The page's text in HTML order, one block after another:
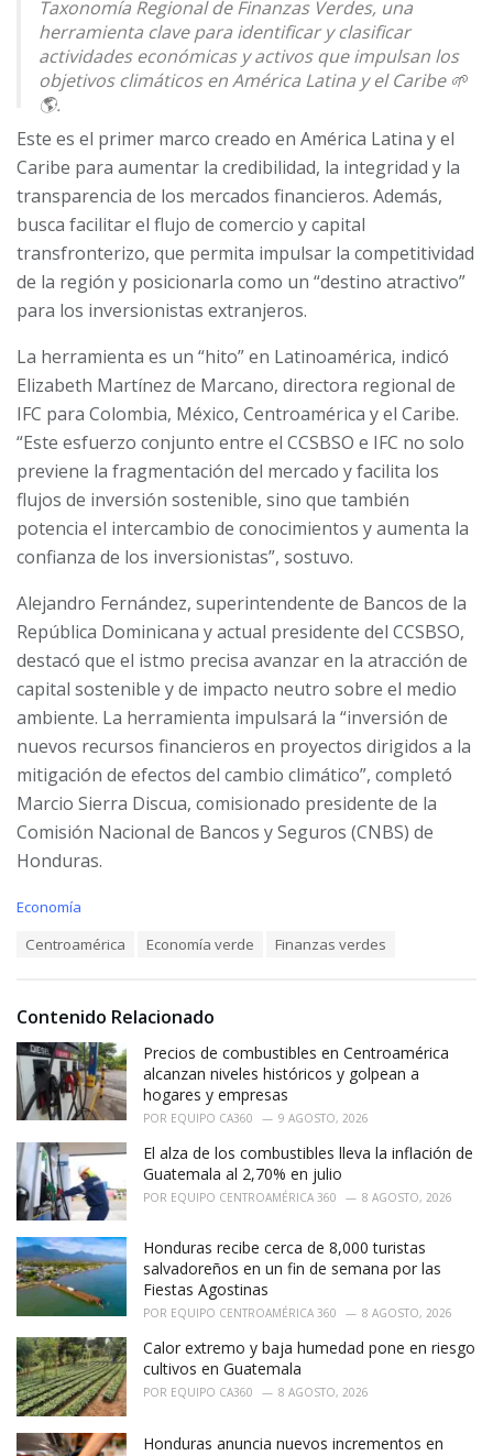
Taxonomía Regional de Finanzas Verdes, una
herramienta clave para identificar y clasificar
actividades económicas y activos que impulsan los
objetivos climáticos en América Latina y el Caribe 🌱
🌎.
Conoce más 👇.pic.twitter.com/hAp3xqtZgd
— IFC América Latina y el Caribe (@IFC_LAC)
December 3, 2024
Este es el primer marco creado en América Latina y el
Caribe para aumentar la credibilidad, la integridad y la
transparencia de los mercados financieros. Además,
busca facilitar el flujo de comercio y capital
transfronterizo, que permita impulsar la competitividad
de la región y posicionarla como un “destino atractivo”
para los inversionistas extranjeros.
La herramienta es un “hito” en Latinoamérica, indicó
Elizabeth Martínez de Marcano, directora regional de
IFC para Colombia, México, Centroamérica y el Caribe.
“Este esfuerzo conjunto entre el CCSBSO e IFC no solo
previene la fragmentación del mercado y facilita los
flujos de inversión sostenible, sino que también
potencia el intercambio de conocimientos y aumenta la
confianza de los inversionistas”, sostuvo.
Alejandro Fernández, superintendente de Bancos de la
República Dominicana y actual presidente del CCSBSO,
destacó que el istmo precisa avanzar en la atracción de
capital sostenible y de impacto neutro sobre el medio
ambiente. La herramienta impulsará la “inversión de
nuevos recursos financieros en proyectos dirigidos a la
mitigación de efectos del cambio climático”, completó
Marcio Sierra Discua, comisionado presidente de la
Comisión Nacional de Bancos y Seguros (CNBS) de
Honduras.
C
r
i
e
s
Economía
:
Centroamérica Economía verde Finanzas verdes
Contenido Relacionado
Precios de combustibles en Centroamérica
alcanzan niveles históricos y golpean a
hogares y empresas
POR EQUIPO CA360 9 AGOSTO, 2026
El alza de los combustibles lleva la inflación de
Guatemala al 2,70% en julio
POR EQUIPO CENTROAMÉRICA 360 8 AGOSTO, 2026
Honduras recibe cerca de 8,000 turistas
salvadoreños en un fin de semana por las
Fiestas Agostinas
POR EQUIPO CENTROAMÉRICA 360 8 AGOSTO, 2026
Calor extremo y baja humedad pone en riesgo
cultivos en Guatemala
POR EQUIPO CA360 8 AGOSTO, 2026
Honduras anuncia nuevos incrementos en